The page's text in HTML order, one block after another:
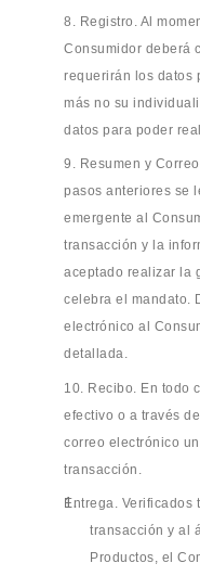
8. Registro. Al
Consumidor deberá
requerirán los datos
más no su
datos para poder
9. Resumen y
pasos anteriores se
emergente al
transacción y la
aceptado realizar la
celebra el mandato.
electrónico al
detallada.
10. Recibo. En todo
efectivo o a través
correo electrónico
transacción.
Entrega. Verificados
transacción y al
Productos, el